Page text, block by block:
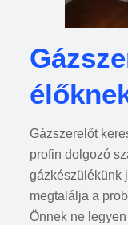
Gázszerelőt
profin dolgozó
gázkészülékünk
megtalálja a
Önnek ne